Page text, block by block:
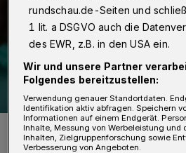
Symbolbild.
Foto: Christoph Petersen
rundschau.de-Seiten und
1 lit. a DSGVO auch die
des EWR, z.B. in den USA ein.
Wir und unsere Partner
Folgendes bereitzustellen:
Verwendung genauer Standortdaten.
Identifikation aktiv abfragen. Speichern
Informationen auf einem Endgerät.
Inhalte, Messung von Werbeleistung und
Inhalten, Zielgruppenforschung sowie
Verbesserung von Angeboten.